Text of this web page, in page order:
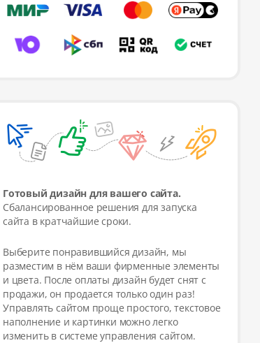
Готовый дизайн для вашего сайта.
Сбалансированное решения для запуска
сайта в кратчайшие сроки.
Выберите понравившийся дизайн, мы
разместим в нём ваши фирменные элементы
и цвета. После оплаты дизайн будет снят с
продажи, он продается только один раз!
Управлять сайтом проще простого, текстовое
наполнение и картинки можно легко
изменить в системе управления сайтом.